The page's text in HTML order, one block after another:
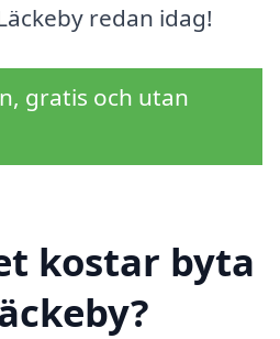
redan idag!
gratis och utan
kostar byta